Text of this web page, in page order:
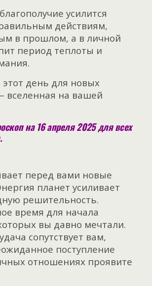
усилится
действиям,
в прошлом, а в личной
период теплоты и
этот день для новых
вселенная на вашей
на 16 апреля 2025 для всех
перед вами новые
планет усиливает
решительность.
время для начала
вы давно мечтали.
сопутствует вам,
поступление
отношениях проявите